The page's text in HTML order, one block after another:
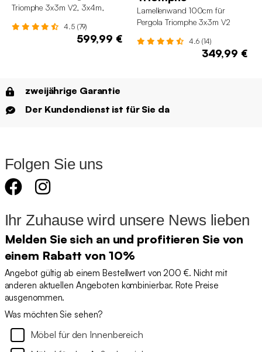
Triomphe 3x3m V2, 3x4m,
4.5 (79)
599,99 €
Lamellenwand 100cm für
Pergola Triomphe 3x3m V2
4.6 (14)
349,99 €
zweijährige Garantie
Der Kundendienst ist für Sie da
Folgen Sie uns
Ihr Zuhause wird unsere News lieben
Melden Sie sich an und profitieren Sie von
einem Rabatt von 10%
Angebot gültig ab einem Bestellwert von 200 €. Nicht mit
anderen aktuellen Angeboten kombinierbar. Rote Preise
ausgenommen.
Was möchten Sie sehen?
Möbel für den Innenbereich